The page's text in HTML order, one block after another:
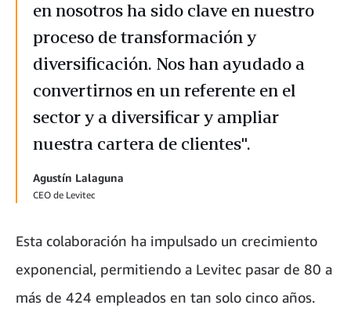
en nosotros ha sido clave en nuestro
proceso de transformación y
diversificación. Nos han ayudado a
convertirnos en un referente en el
sector y a diversificar y ampliar
nuestra cartera de clientes".
Agustín Lalaguna
CEO de Levitec
Esta colaboración ha impulsado un crecimiento
exponencial, permitiendo a Levitec pasar de 80 a
más de 424 empleados en tan solo cinco años.